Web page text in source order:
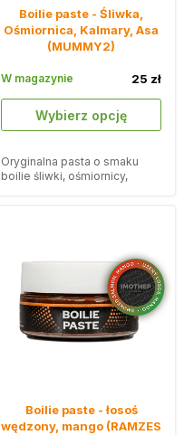
Boilie paste - Śliwka,
Ośmiornica, Kalmary, Asa
(MUMMY2)
Wybierz opcję
25 zł
W magazynie
Oryginalna pasta o smaku
boilie śliwki, ośmiornicy,
Boilie paste - łosoś
wędzony, mango (RAMZES